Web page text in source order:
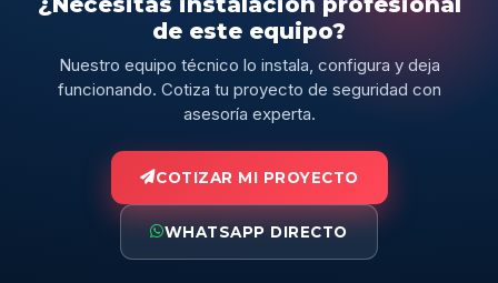
de este equipo?
Nuestro equipo técnico lo instala, configura y deja
funcionando. Cotiza tu proyecto de seguridad con
asesoría experta.
COTIZAR MI PROYECTO
WHATSAPP DIRECTO